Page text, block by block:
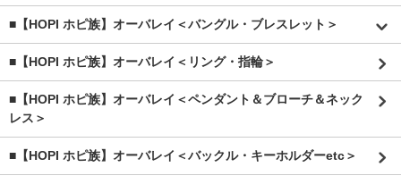
■【HOPI ホピ族】オーバレイ＜バングル・ブレスレット＞
■【HOPI ホピ族】オーバレイ＜リング・指輪＞
■【HOPI ホピ族】オーバレイ＜ペンダント＆ブローチ＆ネック
レス＞
■【HOPI ホピ族】オーバレイ＜バックル・キーホルダーetc＞